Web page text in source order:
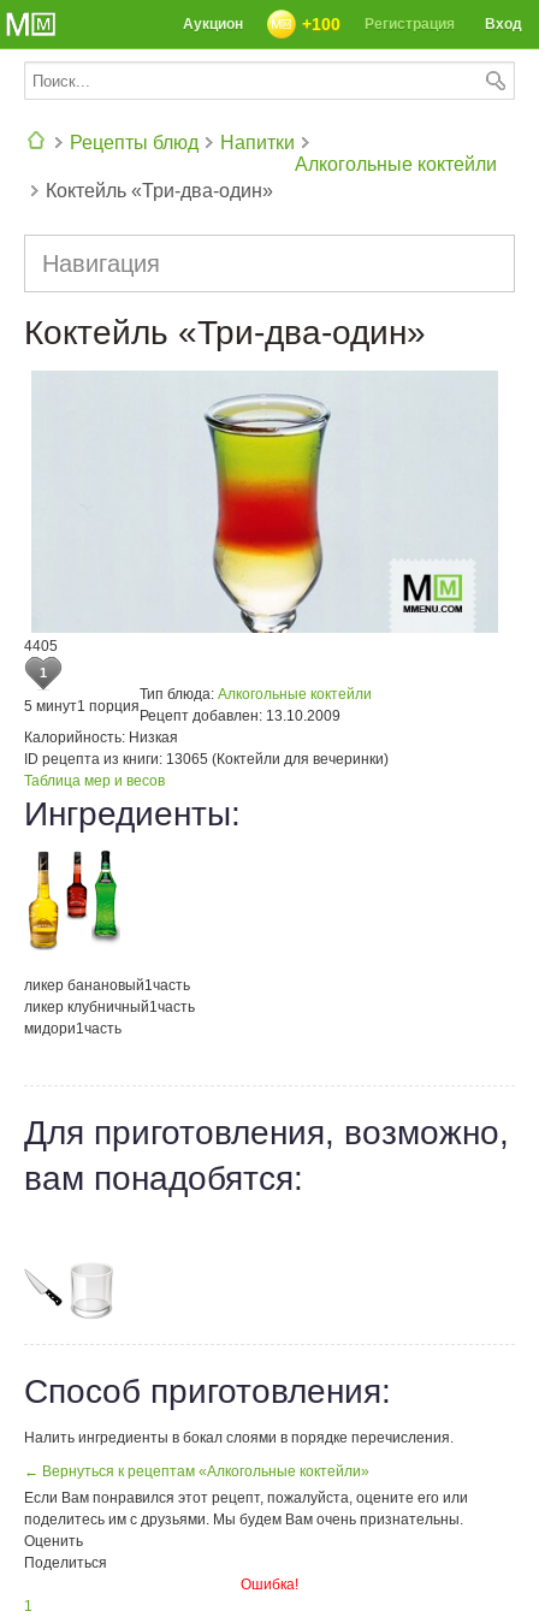
СЕГОДНЯ: 39142 РЕЦЕПТА
Вход
Регистрация
+100
Аукцион
Рецепты блюд
Напитки
Алкогольные коктейли
Коктейль «Три-два-один»
Навигация
Коктейль «Три-два-один»
4405
1
5 минут1 порция
Тип блюда: Алкогольные коктейли
Рецепт добавлен: 13.10.2009
Калорийность: Низкая
ID рецепта из книги: 13065 (Коктейли для вечеринки)
Таблица мер и весов
Ингредиенты:
ликер банановый1часть
ликер клубничный1часть
мидори1часть
Для приготовления, возможно,
вам понадобятся:
Способ приготовления:
Налить ингредиенты в бокал слоями в порядке перечисления.
← Вернуться к рецептам «Алкогольные коктейли»
Если Вам понравился этот рецепт, пожалуйста, оцените его или
поделитесь им с друзьями. Мы будем Вам очень признательны.
Оценить
Поделиться
Ошибка!
1